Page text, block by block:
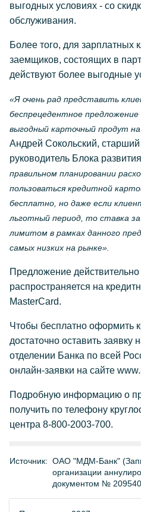
выгодных условиях - со
обслуживания.
Более того, для зарплатных
заемщиков, состоящих в
действуют более выгодные
«Я очень рад представить
беспрецедентное
выгодный карточный продут на
Андрей Сокольский, старший
руководитель Блока
правильном планировании
пользоваться кредитной
бесплатно, но даже если
льготный период, то ставка
лимитом в рамках данного
самых низких на рынке».
Предложение
распространяется на
MasterCard.
Чтобы бесплатно оформить
достаточно оставить заявку
отделении Банка по всей
онлайн-заявки на сайте
Подробную информацию о
получить по телефону
центра 8-800-2003-700.
Источник: ОАО "МДМ-Банк"
организации
документом №